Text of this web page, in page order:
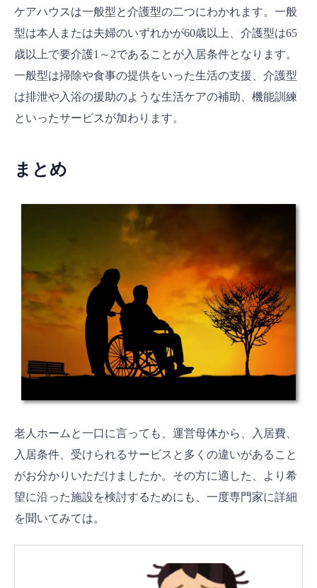
ケアハウスは一般型と介護型の二つにわかれます。一般
型は本人または夫婦のいずれかが60歳以上、介護型は65
歳以上で要介護1～2であることが入居条件となります。
一般型は掃除や食事の提供をいった生活の支援、介護型
は排泄や入浴の援助のような生活ケアの補助、機能訓練
といったサービスが加わります。
まとめ
老人ホームと一口に言っても、運営母体から、入居費、
入居条件、受けられるサービスと多くの違いがあること
がお分かりいただけましたか。その方に適した、より希
望に沿った施設を検討するためにも、一度専門家に詳細
を聞いてみては。